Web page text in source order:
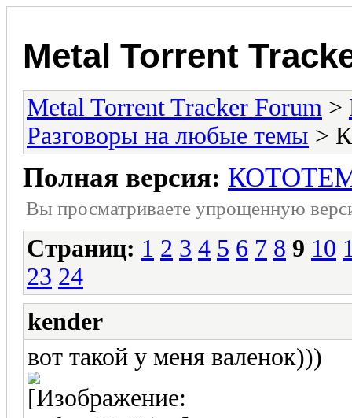
Metal Torrent
Metal Torrent Tracker Forum >
Разговоры на любые темы >
Полная версия:
Вы просматриваете yпpощеннyю
Страниц: 1 2 3 4 5 6 7 8 9 10
23 24
kender
вот такой у меня валенок)))